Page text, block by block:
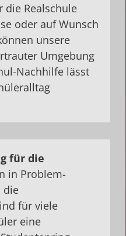
Realschule
oder auf Wunsch
unsere
Umgebung
Nachhilfe lässt
für die
in Problem-
die
für viele
eine